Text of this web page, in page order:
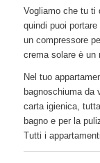
Vogliamo che tu ti
quindi puoi
un compressore
crema solare è un
Nel tuo
bagnoschiuma da
carta igienica,
bagno e per la
Tutti i